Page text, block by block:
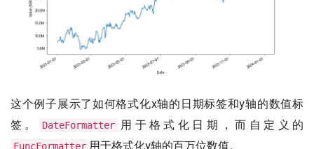
这个例子展示了如何格式化x轴的日期标签和y轴的数值标
签。
DateFormatter 用于格式化日期，而自定义的
FuncFormatter 用于格式化y轴的百万位数值。